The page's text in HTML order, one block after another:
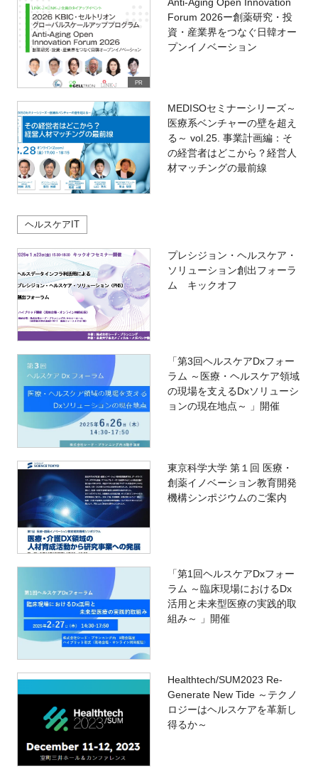
PR
Forum 2026ー創薬研究・投
資・産業界をつなぐ日韓オー
プンイノベーション
MEDISOセミナーシリーズ～
医療系ベンチャーの壁を超え
る～ vol.25. 事業計画編：そ
の経営者はどこから？経営人
材マッチングの最前線
ヘルスケアIT
プレシジョン・ヘルスケア・
ソリューション創出フォーラ
ム キックオフ
「第3回ヘルスケアDxフォー
ラム ～医療・ヘルスケア領域
の現場を支えるDxソリューシ
ョンの現在地点～ 」開催
東京科学大学 第１回 医療・
創薬イノベーション教育開発
機構シンポジウムのご案内
「第1回ヘルスケアDxフォー
ラム ～臨床現場におけるDx
活用と未来型医療の実践的取
組み～ 」開催
Healthtech/SUM2023 Re-
Generate New Tide ～テクノ
ロジーはヘルスケアを革新し
得るか～